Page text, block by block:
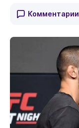
Комментарии